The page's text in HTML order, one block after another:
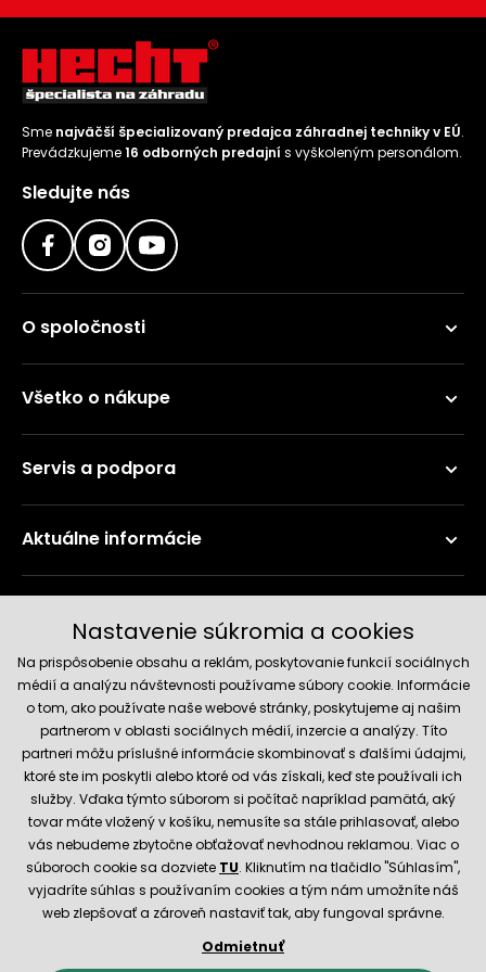
Sme najväčší špecializovaný predajca záhradnej techniky v EÚ.
Prevádzkujeme16 odborných predajní s vyškoleným personálom.
Sledujte nás
O spoločnosti
Všetko o nákupe
Servis a podpora
Aktuálne informácie
Spoľahlivý obchod
Obchodné podmienky
Nastavenie súkromia a cookies
Na prispôsobenie obsahu a reklám, poskytovanie funkcií sociálnych
médií a analýzu návštevnosti používame súbory cookie. Informácie
o tom, ako používate naše webové stránky, poskytujeme aj našim
partnerom v oblasti sociálnych médií, inzercie a analýzy. Títo
partneri môžu príslušné informácie skombinovať s ďalšími údajmi,
ktoré ste im poskytli alebo ktoré od vás získali, keď ste používali ich
služby. Vďaka týmto súborom si počítač napríklad pamätá, aký
tovar máte vložený v košíku, nemusíte sa stále prihlasovať, alebo
vás nebudeme zbytočne obťažovať nevhodnou reklamou. Viac o
súboroch cookie sa dozviete TU. Kliknutím na tlačidlo "Súhlasím",
vyjadríte súhlas s používaním cookies a tým nám umožníte náš
web zlepšovať a zároveň nastaviť tak, aby fungoval správne.
Odmietnuť